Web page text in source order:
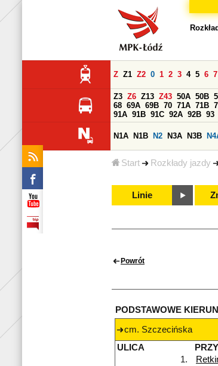
Start Rozkłady jazdy
Z Z1 Z2 0 1 2 3 4 5 6 7
Z3 Z6 Z13 Z43 50A 50B
68 69A 69B 70 71A 71B
91A 91B 91C 92A 92B 93
N1A N1B N2 N3A N3B
Linie
Powrót
PODSTAWOWE
cm. Szczecińska
ULICA
1.